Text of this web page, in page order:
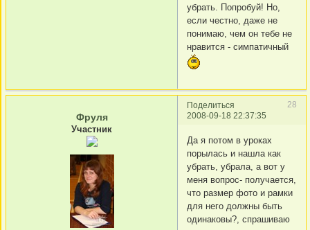
убрать. Попробуй! Но,
если честно, даже не
понимаю, чем он тебе не
нравится - симпатичный
Поделиться
28
2008-09-18 22:37:35
Фруля
Участник
Да я потом в уроках
порылась и нашла как
убрать, убрала, а вот у
меня вопрос- получается,
что размер фото и рамки
для него должны быть
одинаковы?, спрашиваю